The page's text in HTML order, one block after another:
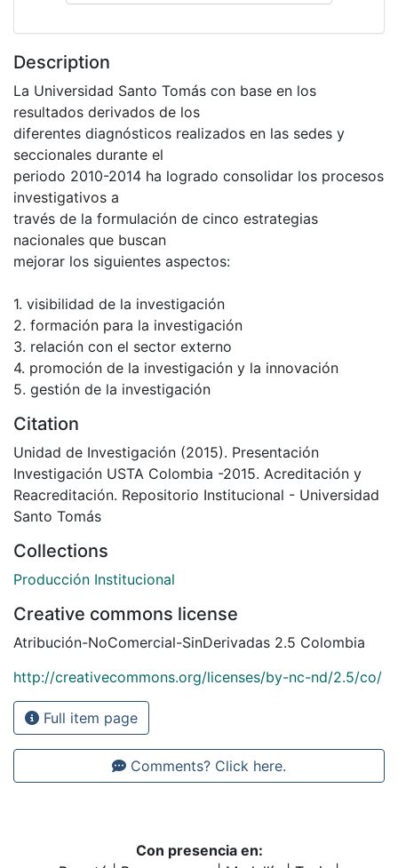
Description
La Universidad Santo Tomás con base en los
resultados derivados de los
diferentes diagnósticos realizados en las sedes y
seccionales durante el
periodo 2010-2014 ha logrado consolidar los procesos
investigativos a
través de la formulación de cinco estrategias
nacionales que buscan
mejorar los siguientes aspectos:
1. visibilidad de la investigación
2. formación para la investigación
3. relación con el sector externo
4. promoción de la investigación y la innovación
5. gestión de la investigación
Citation
Unidad de Investigación (2015). Presentación
Investigación USTA Colombia -2015. Acreditación y
Reacreditación. Repositorio Institucional - Universidad
Santo Tomás
Collections
Producción Institucional
Creative commons license
Atribución-NoComercial-SinDerivadas 2.5 Colombia
http://creativecommons.org/licenses/by-nc-nd/2.5/co/
Full item page
Comments? Click here.
Con presencia en: